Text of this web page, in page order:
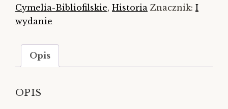
Cymelia-Bibliofilskie, Historia Znacznik: I
wydanie
Opis
OPIS